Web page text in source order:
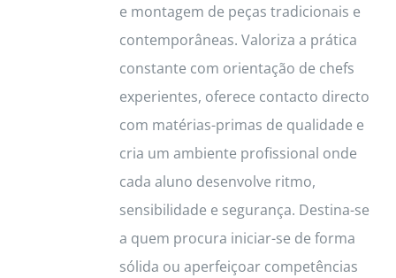
e montagem de peças tradicionais e
contemporâneas. Valoriza a prática
constante com orientação de chefs
experientes, oferece contacto directo
com matérias-primas de qualidade e
cria um ambiente profissional onde
cada aluno desenvolve ritmo,
sensibilidade e segurança. Destina-se
a quem procura iniciar-se de forma
sólida ou aperfeiçoar competências